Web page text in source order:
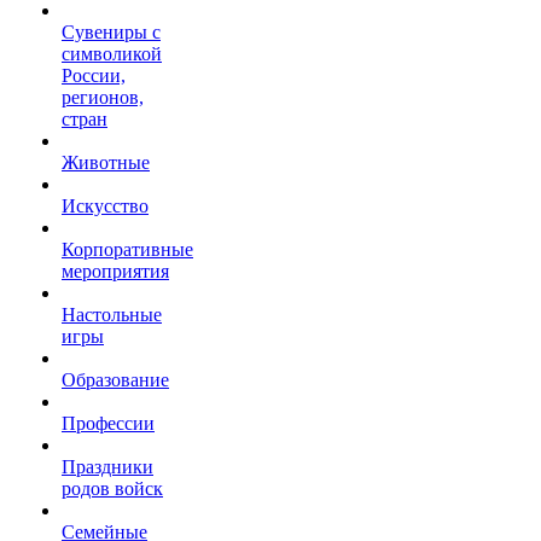
Сувениры с
символикой
России,
регионов,
стран
Животные
Искусство
Корпоративные
мероприятия
Настольные
игры
Образование
Профессии
Праздники
родов войск
Семейные